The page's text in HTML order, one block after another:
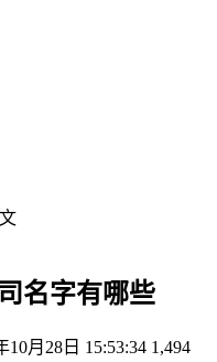
名字有哪些
10月28日 15:53:34 1,494